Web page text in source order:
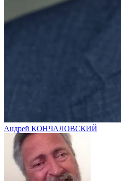
Андрей КОНЧАЛОВСКИЙ